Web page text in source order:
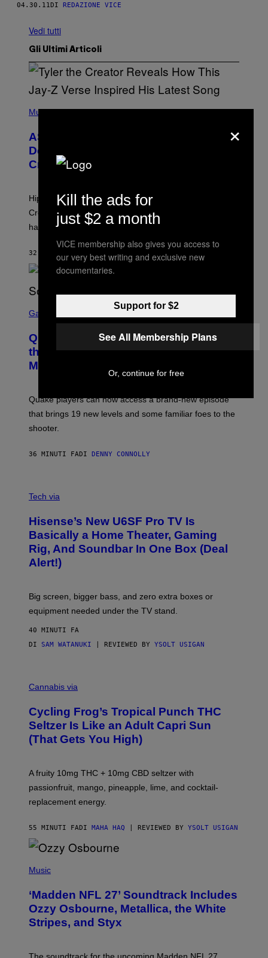
04.30.11DI REDAZIONE VICE
Vedi tutti
Gli Ultimi Articoli
H
O
B
Y
M
C
A
S
C
P
P
E
/
T
Y
I
M
A
G
Music
ASAP Rocky Seemingly Gives
Definitive Answer on Tyler, The
Creator’s Sexuality
Hip-hop fans have wondered for years if Tyler, The
Creator is gay, and his old pal ASAP Rocky seems to
have given us an answer.
32 MINUTI FA DI STEPHEN ANDREW GALIHER
C
E
N
S
H
M
A
C
H
E
S
I
D
S
O
F
T
E
Gaming
Quake Returns With Surprise Dawn of
the Machine Update Featuring 19 New
Maps
Quake players can now access a brand-new episode
that brings 19 new levels and some familiar foes to the
shooter.
36 MINUTI FADI DENNY CONNOLLY
I
I
S
E
N
S
E
Tech via
Hisense’s New U6SF Pro TV Is
Basically a Home Theater, Gaming
Rig, And Soundbar In One Box (Deal
Alert!)
Big screen, bigger bass, and zero extra boxes or
equipment needed under the TV stand.
40 MINUTI FA
DI SAM WATANUKI | REVIEWED BY YSOLT USIGAN
A
H
A
Q
F
O
I
E
Cannabis via
Cycling Frog’s Tropical Punch THC
Seltzer Is Like an Adult Capri Sun
(That Gets You High)
A fruity 10mg THC + 10mg CBD seltzer with
passionfruit, mango, pineapple, lime, and cocktail-
replacement energy.
55 MINUTI FADI MAHA HAQ | REVIEWED BY YSOLT USIGAN
H
O
B
Y
N
Music
‘Madden NFL 27’ Soundtrack Includes
Ozzy Osbourne, Metallica, the White
Stripes, and Styx
The soundtrack for the upcoming Madden NFL 27
×
Kill the ads for
just $2 a month
VICE membership also gives you access to
our very best writing and exclusive new
documentaries.
Support for $2
See All Membership Plans
Or, continue for free